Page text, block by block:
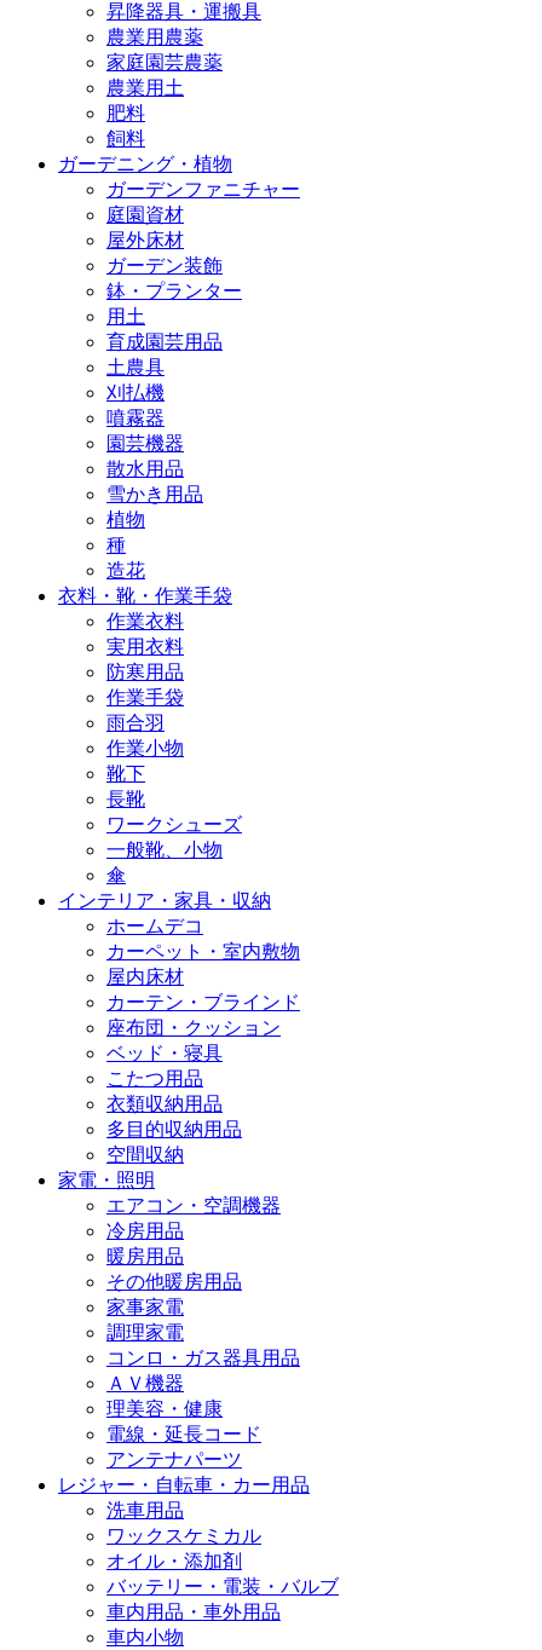
昇降器具・運搬具
農業用農薬
家庭園芸農薬
農業用土
肥料
飼料
ガーデニング・植物
ガーデンファニチャー
庭園資材
屋外床材
ガーデン装飾
鉢・プランター
用土
育成園芸用品
土農具
刈払機
噴霧器
園芸機器
散水用品
雪かき用品
植物
種
造花
衣料・靴・作業手袋
作業衣料
実用衣料
防寒用品
作業手袋
雨合羽
作業小物
靴下
長靴
ワークシューズ
一般靴、小物
傘
インテリア・家具・収納
ホームデコ
カーペット・室内敷物
屋内床材
カーテン・ブラインド
座布団・クッション
ベッド・寝具
こたつ用品
衣類収納用品
多目的収納用品
空間収納
家電・照明
エアコン・空調機器
冷房用品
暖房用品
その他暖房用品
家事家電
調理家電
コンロ・ガス器具用品
ＡＶ機器
理美容・健康
電線・延長コード
アンテナパーツ
レジャー・自転車・カー用品
洗車用品
ワックスケミカル
オイル・添加剤
バッテリー・電装・バルブ
車内用品・車外用品
車内小物